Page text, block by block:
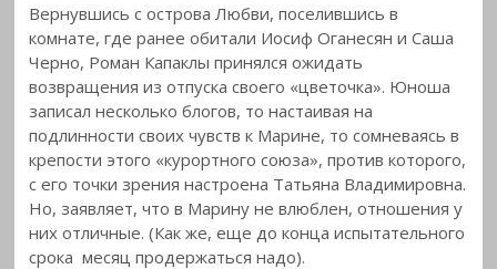
Вернувшись с острова Любви, поселившись в
комнате, где ранее обитали Иосиф Оганесян и Саша
Черно, Роман Капаклы принялся ожидать
возвращения из отпуска своего «цветочка». Юноша
записал несколько блогов, то настаивая на
подлинности своих чувств к Марине, то сомневаясь в
крепости этого «курортного союза», против которого,
с его точки зрения настроена Татьяна Владимировна.
Но, заявляет, что в Марину не влюблен, отношения у
них отличные. (Как же, еще до конца испытательного
срока месяц продержаться надо).